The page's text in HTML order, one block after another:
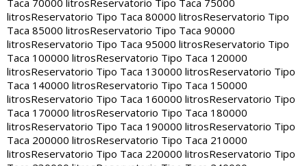
Taca 70000 litros Reservatorio Tipo Taca 75000
litrosReservatorio Tipo Taca 80000 litrosReservatorio Tipo
Taca 85000 litrosReservatorio Tipo Taca 90000
litrosReservatorio Tipo Taca 95000 litrosReservatorio Tipo
Taca 100000 litrosReservatorio Tipo Taca 120000
litrosReservatorio Tipo Taca 130000 litrosReservatorio Tipo
Taca 140000 litrosReservatorio Tipo Taca 150000
litrosReservatorio Tipo Taca 160000 litrosReservatorio Tipo
Taca 170000 litrosReservatorio Tipo Taca 180000
litrosReservatorio Tipo Taca 190000 litrosReservatorio Tipo
Taca 200000 litrosReservatorio Tipo Taca 210000
litrosReservatorio Tipo Taca 220000 litrosReservatorio Tipo